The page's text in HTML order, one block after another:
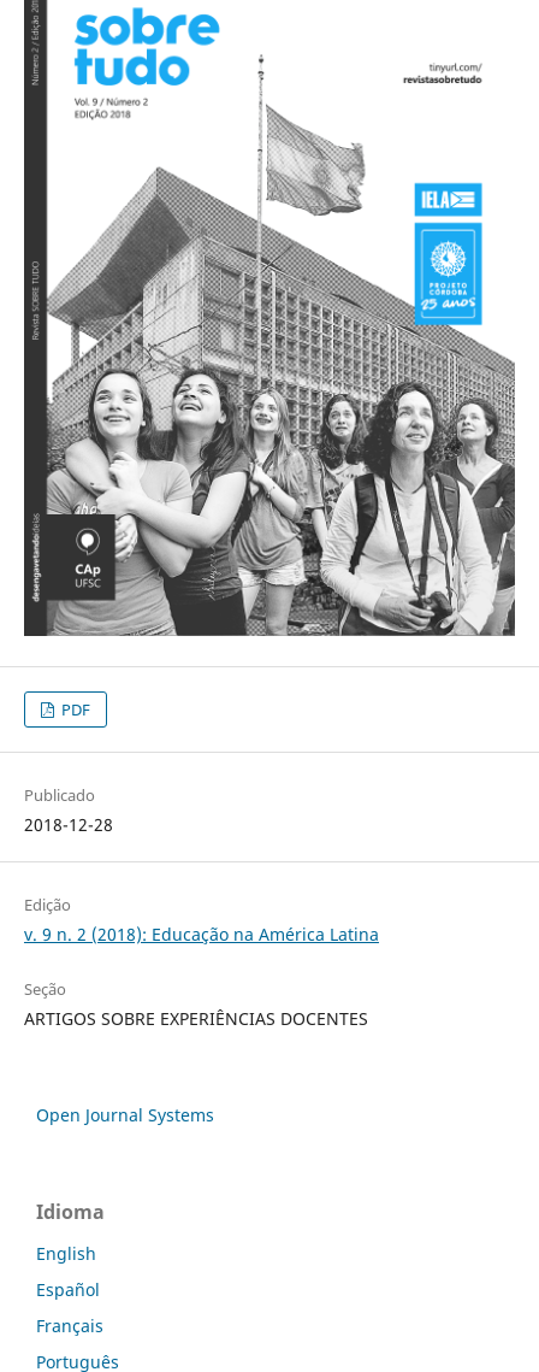
PDF
Publicado
2018-12-28
Edição
v. 9 n. 2 (2018): Educação na América Latina
Seção
ARTIGOS SOBRE EXPERIÊNCIAS DOCENTES
Open Journal Systems
Idioma
English
Español
Français
Português